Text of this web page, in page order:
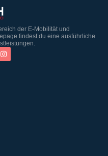
der E-Mobilität und
findest du eine ausführliche